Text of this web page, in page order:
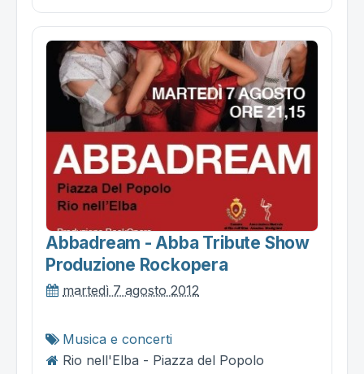
Abbadream - Abba Tribute Show
Produzione Rockopera
martedì 7 agosto 2012
Musica e concerti
Rio nell'Elba - Piazza del Popolo